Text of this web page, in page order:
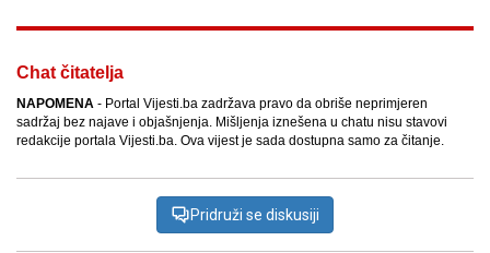
Chat čitatelja
NAPOMENA - Portal Vijesti.ba zadržava pravo da obriše neprimjeren
sadržaj bez najave i objašnjenja. Mišljenja iznešena u chatu nisu stavovi
redakcije portala Vijesti.ba. Ova vijest je sada dostupna samo za čitanje.
Pridruži se diskusiji